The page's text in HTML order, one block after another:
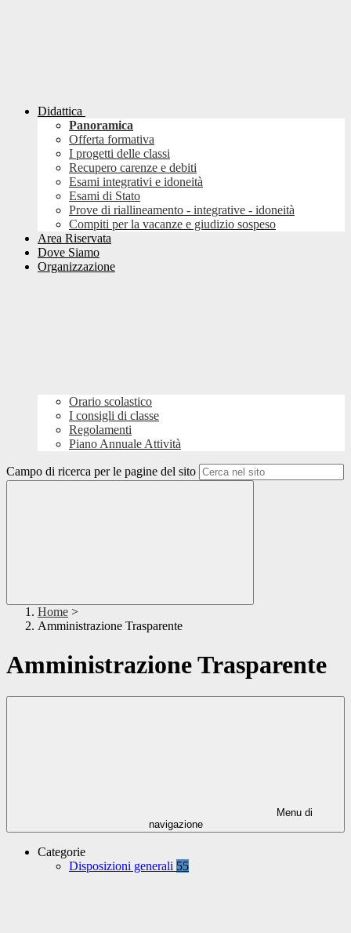
Didattica
Panoramica
Offerta formativa
I progetti delle classi
Recupero carenze e debiti
Esami integrativi e idoneità
Esami di Stato
Prove di riallineamento - integrative - idoneità
Compiti per la vacanze e giudizio sospeso
Area Riservata
Dove Siamo
Organizzazione
Orario scolastico
I consigli di classe
Regolamenti
Piano Annuale Attività
Campo di ricerca per le pagine del sito
Home >
Amministrazione Trasparente
Amministrazione Trasparente
Menu di
navigazione
Categorie
Disposizioni generali 55